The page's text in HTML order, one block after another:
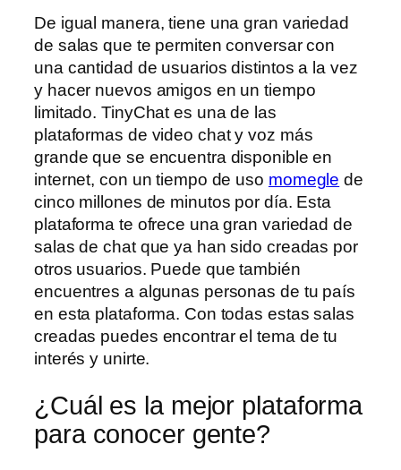
De igual manera, tiene una gran variedad
de salas que te permiten conversar con
una cantidad de usuarios distintos a la vez
y hacer nuevos amigos en un tiempo
limitado. TinyChat es una de las
plataformas de video chat y voz más
grande que se encuentra disponible en
internet, con un tiempo de uso momegle de
cinco millones de minutos por día. Esta
plataforma te ofrece una gran variedad de
salas de chat que ya han sido creadas por
otros usuarios. Puede que también
encuentres a algunas personas de tu país
en esta plataforma. Con todas estas salas
creadas puedes encontrar el tema de tu
interés y unirte.
¿Cuál es la mejor plataforma
para conocer gente?